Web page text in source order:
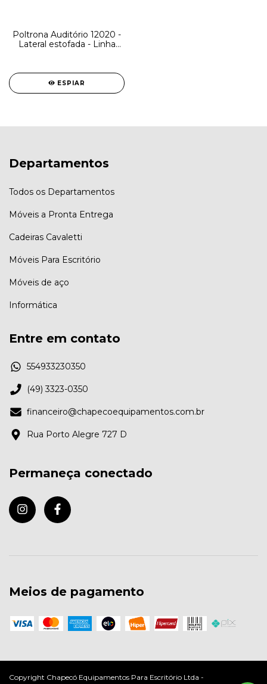
Poltrona Auditório 12020 -
Lateral estofada - Linha
ESPIAR
Departamentos
Todos os Departamentos
Móveis a Pronta Entrega
Cadeiras Cavaletti
Móveis Para Escritório
Móveis de aço
Informática
Entre em contato
554933230350
(49) 3323-0350
financeiro@chapecoequipamentos.com.br
Rua Porto Alegre 727 D
Permaneça conectado
Meios de pagamento
Copyright Chapecó Equipamentos Para Escritório Ltda -